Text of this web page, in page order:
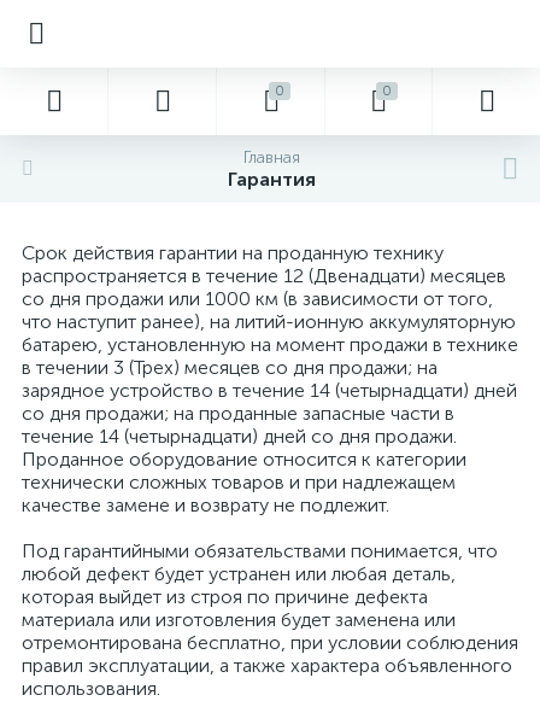
0 0
Главная
Гарантия
Срок действия гарантии на проданную технику
распространяется в течение 12 (Двенадцати) месяцев
со дня продажи или 1000 км (в зависимости от того,
что наступит ранее), на литий-ионную аккумуляторную
батарею, установленную на момент продажи в технике
в течении 3 (Трех) месяцев со дня продажи; на
зарядное устройство в течение 14 (четырнадцати) дней
со дня продажи; на проданные запасные части в
течение 14 (четырнадцати) дней со дня продажи.
Проданное оборудование относится к категории
технически сложных товаров и при надлежащем
качестве замене и возврату не подлежит.
Под гарантийными обязательствами понимается, что
любой дефект будет устранен или любая деталь,
которая выйдет из строя по причине дефекта
материала или изготовления будет заменена или
отремонтирована бесплатно, при условии соблюдения
правил эксплуатации, а также характера объявленного
использования.